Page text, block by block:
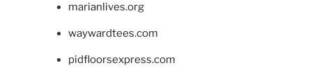
marianlives.org
waywardtees.com
pidfloorsexpress.com